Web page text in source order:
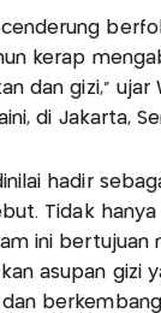
cenderung
kerap
dan gizi,” ujar
di Jakarta,
hadir
Tidak hanya
ini bertujuan
asupan gizi